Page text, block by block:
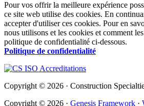
Pour vos offrir la meilleure expérience
ce site web utilise des cookies. En
accepter d'utiliser ces cookies. Pour en
nous utilisons et les cookies et comment
politique de confidentialité ci-dessous.
Politique de confidentialité
Copyright © 2026 · Construction
Copyright © 2026 · Genesis Framework ·